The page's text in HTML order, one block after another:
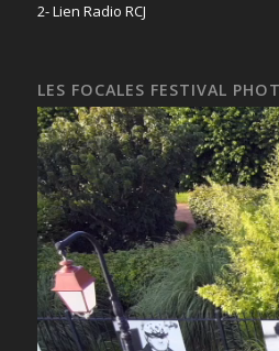
2- Lien Radio RCJ
LES FOCALES FESTIVAL